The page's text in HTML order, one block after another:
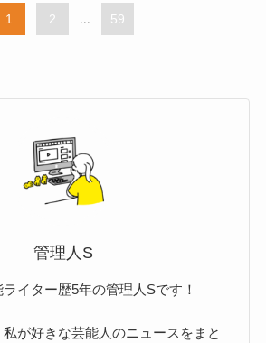
1 2 59
管理人S
イター歴5年の管理人Sです！
が好きな芸能人のニュースをまと